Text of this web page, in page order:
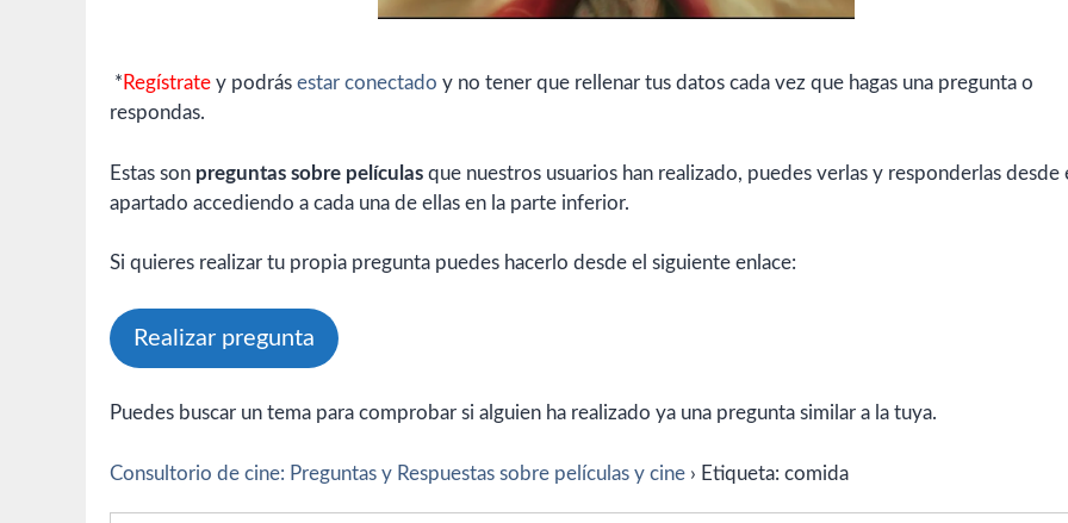
* Regístrate y podrás estar conectado y no tener que rellenar tus datos cada vez que hagas una pregunta o
respondas.
Estas son preguntas sobre películas que nuestros usuarios han realizado, puedes verlas y responderlas desde
apartado accediendo a cada una de ellas en la parte inferior.
Si quieres realizar tu propia pregunta puedes hacerlo desde el siguiente enlace:
Realizar pregunta
Puedes buscar un tema para comprobar si alguien ha realizado ya una pregunta similar a la tuya.
Consultorio de cine: Preguntas y Respuestas sobre películas y cine › Etiqueta: comida